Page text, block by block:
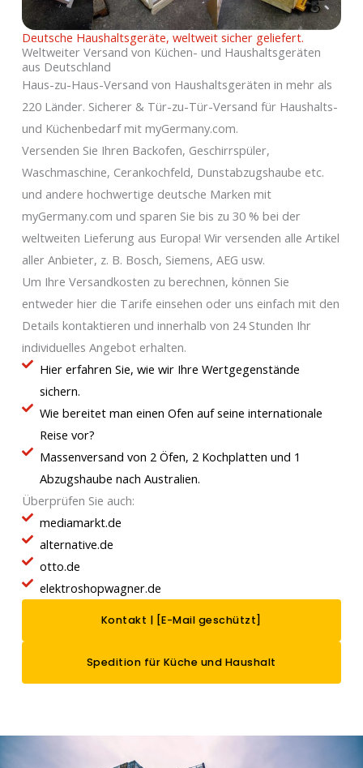
Deutsche Haushaltsgeräte, weltweit sicher geliefert.
Weltweiter Versand von Küchen- und Haushaltsgeräten
aus Deutschland
Haus-zu-Haus-Versand von Haushaltsgeräten in mehr als
220 Länder. Sicherer & Tür-zu-Tür-Versand für Haushalts-
und Küchenbedarf mit myGermany.com.
Versenden Sie Ihren Backofen, Geschirrspüler,
Waschmaschine, Cerankochfeld, Dunstabzugshaube etc.
und andere hochwertige deutsche Marken mit
myGermany.com und sparen Sie bis zu 30 % bei der
weltweiten Lieferung aus Europa! Wir versenden alle Artikel
aller Anbieter, z. B. Bosch, Siemens, AEG usw.
Um Ihre Versandkosten zu berechnen, können Sie
entweder hier die Tarife einsehen oder uns einfach mit den
Details kontaktieren und innerhalb von 24 Stunden Ihr
individuelles Angebot erhalten.
Hier erfahren Sie, wie wir Ihre Wertgegenstände
sichern.
Wie bereitet man einen Ofen auf seine internationale
Reise vor?
Massenversand von 2 Öfen, 2 Kochplatten und 1
Abzugshaube nach Australien.
Überprüfen Sie auch:
mediamarkt.de
alternative.de
otto.de
elektroshopwagner.de
Kontakt | [E-Mail geschützt]
Spedition für Küche und Haushalt